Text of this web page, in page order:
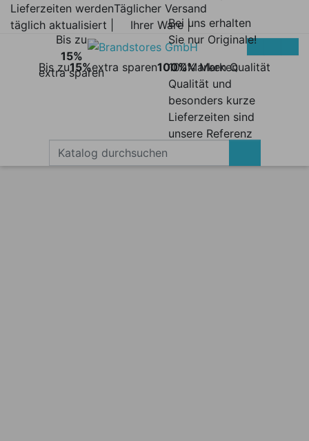
Lieferzeiten werden
täglich aktualisiert |
Täglicher Versand
Ihrer Ware |
Bis zu15%extra sparen
Bis zu
15%
extra sparen
100%Marken Qualität
Bei uns erhalten
Sie nur Originale!
100% Marken
Qualität und
besonders kurze
Lieferzeiten sind
unsere Referenz